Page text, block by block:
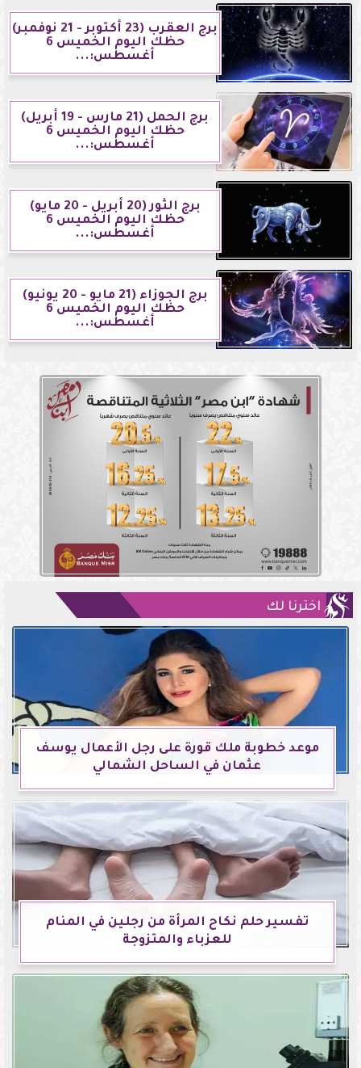
برج العقرب (23 أكتوبر - 21 نوفمبر)
حظك اليوم الخميس 6
أغسطس:...
برج الحمل (21 مارس - 19 أبريل)
حظك اليوم الخميس 6
أغسطس:...
برج الثور (20 أبريل - 20 مايو)
حظك اليوم الخميس 6
أغسطس:...
برج الجوزاء (21 مايو - 20 يونيو)
حظك اليوم الخميس 6
أغسطس:...
اخترنا لك
موعد خطوبة ملك قورة على رجل الأعمال يوسف
عثمان في الساحل الشمالي
تفسير حلم نكاح المرأة من رجلين في المنام
للعزباء والمتزوجة